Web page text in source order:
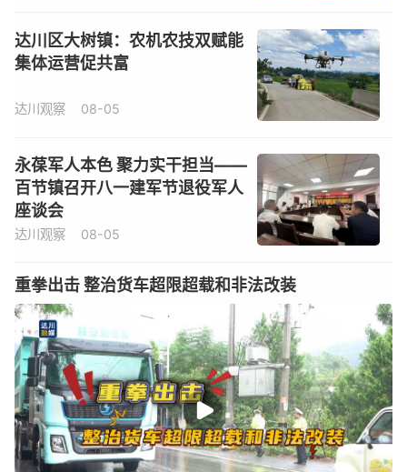
达川区大树镇：农机农技双赋能
集体运营促共富
达川观察 08-05
永葆军人本色 聚力实干担当——
百节镇召开八一建军节退役军人
座谈会
达川观察 08-05
重拳出击 整治货车超限超载和非法改装